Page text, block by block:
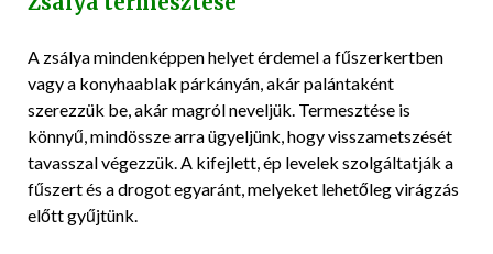
A zsálya mindenképpen helyet érdemel a fűszerkertben
vagy a konyhaablak párkányán, akár palántaként
szerezzük be, akár magról neveljük. Termesztése is
könnyű, mindössze arra ügyeljünk, hogy visszametszését
tavasszal végezzük. A kifejlett, ép levelek szolgáltatják a
fűszert és a drogot egyaránt, melyeket lehetőleg virágzás
előtt gyűjtünk.